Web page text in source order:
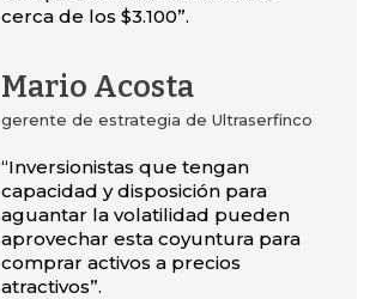
cerca de los $3.100”.
Mario Acosta
gerente de estrategia de Ultraserfinco
“Inversionistas que tengan
capacidad y disposición para
aguantar la volatilidad pueden
aprovechar esta coyuntura para
comprar activos a precios
atractivos”.